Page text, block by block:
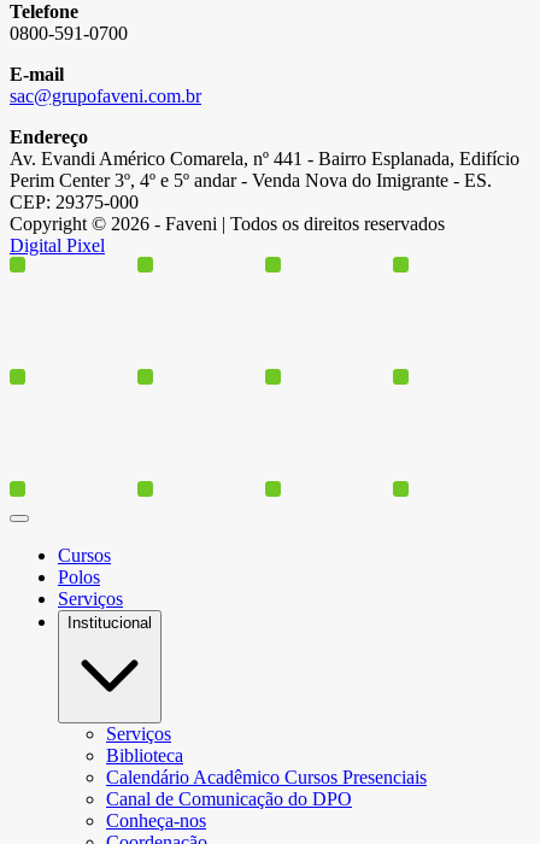
Telefone
0800-591-0700
E-mail
sac@grupofaveni.com.br
Endereço
Av. Evandi Américo Comarela, nº 441 - Bairro Esplanada, Edifício
Perim Center 3º, 4º e 5º andar - Venda Nova do Imigrante - ES.
CEP: 29375-000
Copyright © 2026 - Faveni | Todos os direitos reservados
Digital Pixel
Cursos
Polos
Serviços
Institucional
Serviços
Biblioteca
Calendário Acadêmico Cursos Presenciais
Canal de Comunicação do DPO
Conheça-nos